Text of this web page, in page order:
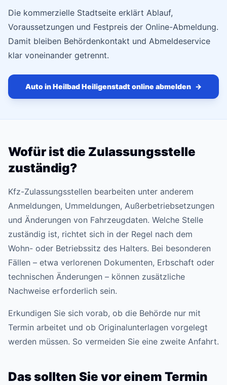
Die kommerzielle Stadtseite erklärt Ablauf,
Voraussetzungen und Festpreis der Online-Abmeldung.
Damit bleiben Behördenkontakt und Abmeldeservice
klar voneinander getrennt.
Auto in Heilbad Heiligenstadt online abmelden →
Wofür ist die Zulassungsstelle
zuständig?
Kfz-Zulassungsstellen bearbeiten unter anderem
Anmeldungen, Ummeldungen, Außerbetriebsetzungen
und Änderungen von Fahrzeugdaten. Welche Stelle
zuständig ist, richtet sich in der Regel nach dem
Wohn- oder Betriebssitz des Halters. Bei besonderen
Fällen – etwa verlorenen Dokumenten, Erbschaft oder
technischen Änderungen – können zusätzliche
Nachweise erforderlich sein.
Erkundigen Sie sich vorab, ob die Behörde nur mit
Termin arbeitet und ob Originalunterlagen vorgelegt
werden müssen. So vermeiden Sie eine zweite Anfahrt.
Das sollten Sie vor einem Termin